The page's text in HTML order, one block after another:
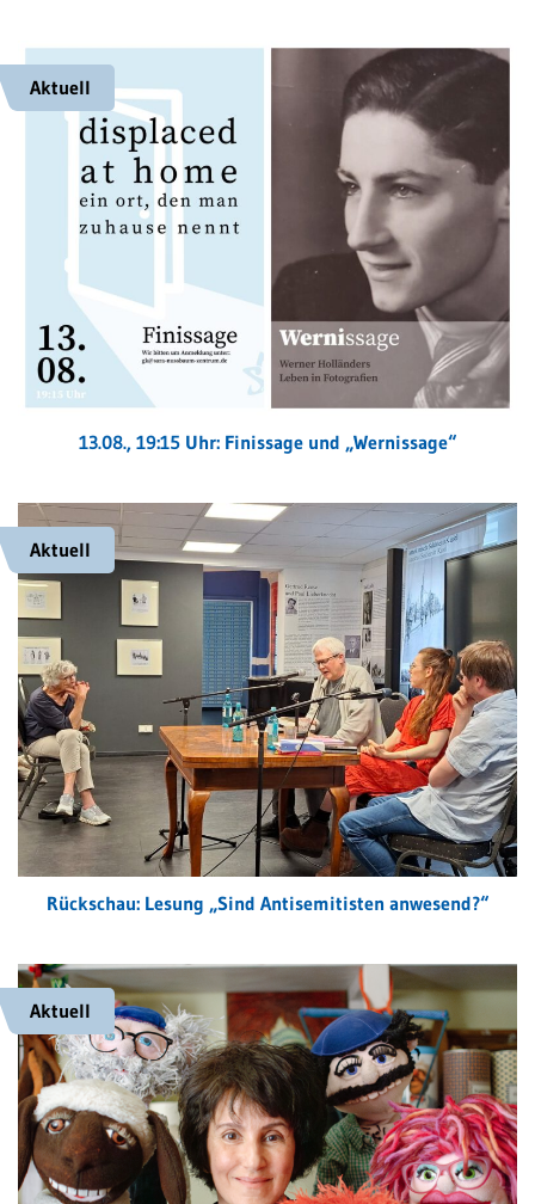
Aktuell
13.08., 19:15 Uhr: Finissage und „Wernissage“
Aktuell
Rückschau: Lesung „Sind Antisemitisten anwesend?“
Aktuell